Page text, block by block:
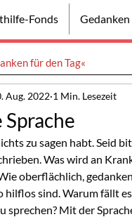
Fonds Gedanken
für den Tag«
Sprache
Aug. 2022 1 Min. Lesezeit
zu sagen habt. Seid
Was wird an
oberflächlich,
hilflos sind. Warum fällt
sprechen? Mit der